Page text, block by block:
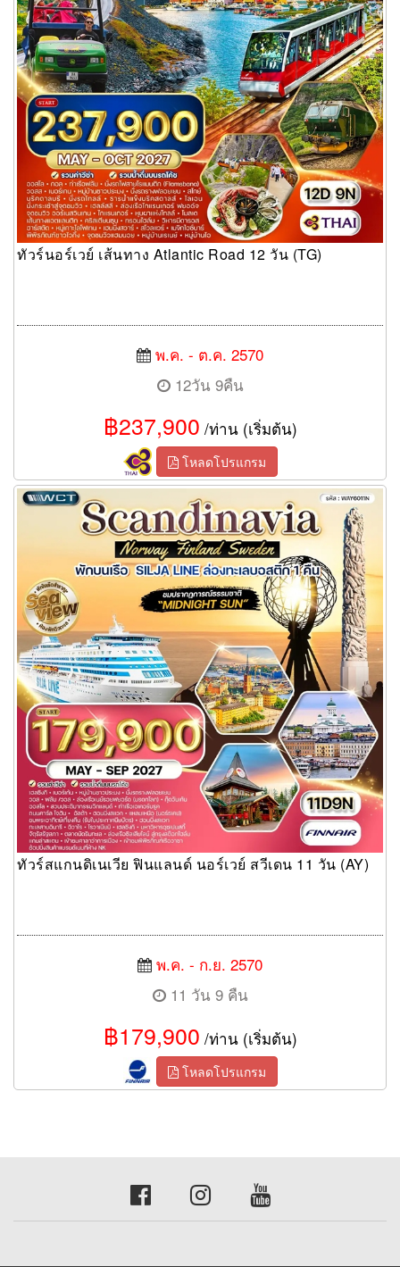
ทัวร์นอร์เวย์ เส้นทาง Atlantic Road 12 วัน (TG)
พ.ค. - ต.ค. 2570
12วัน 9คืน
฿237,900 /ท่าน (เริ่มต้น)
โหลดโปรแกรม
ทัวร์สแกนดิเนเวีย ฟินแลนด์ นอร์เวย์ สวีเดน 11 วัน (AY)
ทัวร์สแกนดิเนเวีย ฟินแลนด์ นอร์เวย์ สวีเดน 11 วัน (AY)
พ.ค. - ก.ย. 2570
11 วัน 9 คืน
฿179,900 /ท่าน (เริ่มต้น)
โหลดโปรแกรม